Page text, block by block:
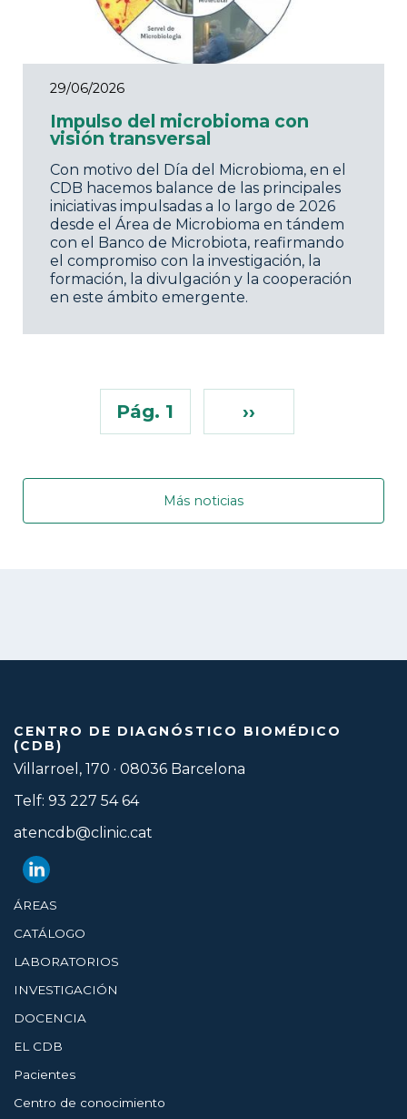
29/06/2026
Impulso del microbioma con
visión transversal
Con motivo del Día del Microbioma, en el
CDB hacemos balance de las principales
iniciativas impulsadas a lo largo de 2026
desde el Área de Microbioma en tándem
con el Banco de Microbiota, reafirmando
el compromiso con la investigación, la
formación, la divulgación y la cooperación
en este ámbito emergente.
Pág. 1 ››
Más noticias
CENTRO DE DIAGNÓSTICO BIOMÉDICO
(CDB)
Villarroel, 170 · 08036 Barcelona
Telf: 93 227 54 64
atencdb@clinic.cat
ÁREAS
CATÁLOGO
LABORATORIOS
INVESTIGACIÓN
DOCENCIA
EL CDB
Pacientes
Centro de conocimiento